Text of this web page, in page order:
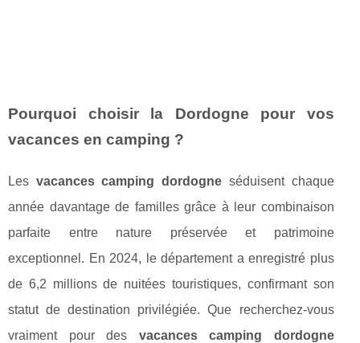
Pourquoi choisir la Dordogne pour vos
vacances en camping ?
Les vacances camping dordogne séduisent chaque
année davantage de familles grâce à leur combinaison
parfaite entre nature préservée et patrimoine
exceptionnel. En 2024, le département a enregistré plus
de 6,2 millions de nuitées touristiques, confirmant son
statut de destination privilégiée. Que recherchez-vous
vraiment pour des vacances camping dordogne